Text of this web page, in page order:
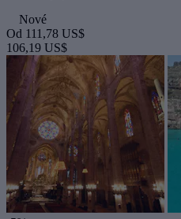
Nové
Od 111,78 US$
106,19 US$